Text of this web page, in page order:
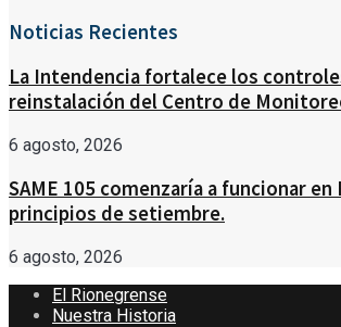
Noticias Recientes
La Intendencia fortalece los
reinstalación del Centro de
6 agosto, 2026
SAME 105 comenzaría a funcionar en
principios de setiembre.
6 agosto, 2026
El Rionegrense
Nuestra Historia